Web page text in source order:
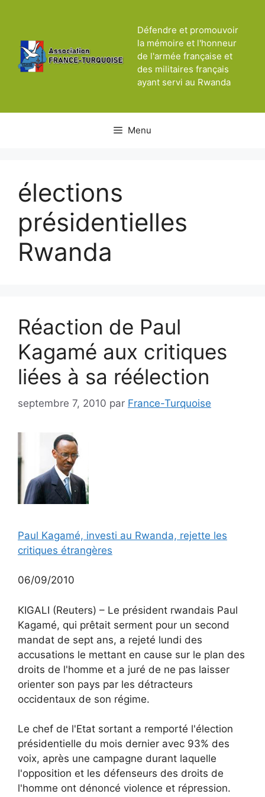
Défendre et promouvoir
la mémoire et l'honneur
de l'armée française et
des militaires français
ayant servi au Rwanda
Menu
élections
présidentielles
Rwanda
Réaction de Paul
Kagamé aux critiques
liées à sa réélection
septembre 7, 2010 par France-Turquoise
Paul Kagamé, investi au Rwanda, rejette les
critiques étrangères
06/09/2010
KIGALI (Reuters) – Le président rwandais Paul
Kagamé, qui prêtait serment pour un second
mandat de sept ans, a rejeté lundi des
accusations le mettant en cause sur le plan des
droits de l'homme et a juré de ne pas laisser
orienter son pays par les détracteurs
occidentaux de son régime.
Le chef de l'Etat sortant a remporté l'élection
présidentielle du mois dernier avec 93% des
voix, après une campagne durant laquelle
l'opposition et les défenseurs des droits de
l'homme ont dénoncé violence et répression.